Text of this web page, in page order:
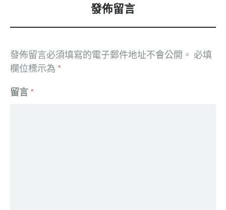
發佈留言
發佈留言必須填寫的電子郵件地址不會公開。 必填
欄位標示為 *
留言 *